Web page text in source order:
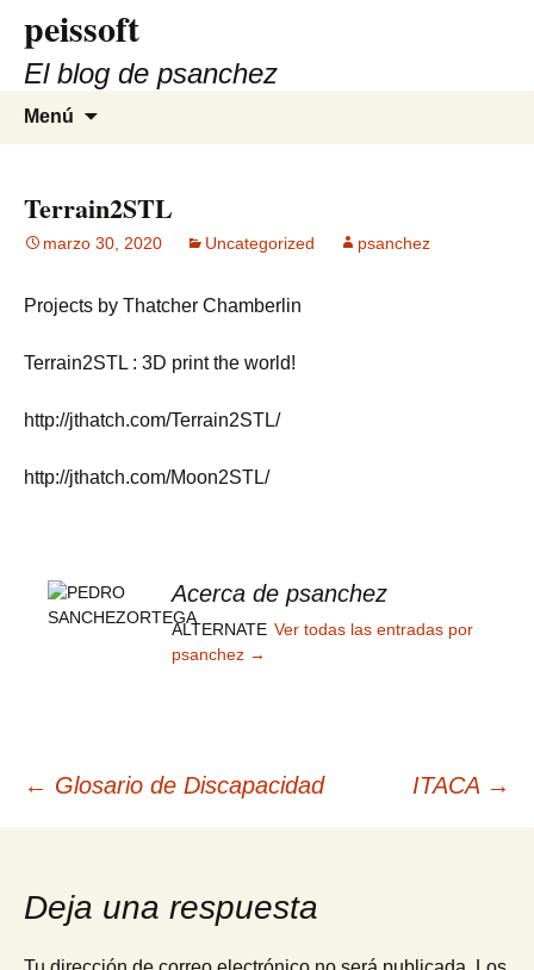
contenido
peissoft
El blog de psanchez
Menú
Terrain2STL
marzo 30, 2020 Uncategorized psanchez
Projects by Thatcher Chamberlin
Terrain2STL : 3D print the world!
http://jthatch.com/Terrain2STL/
http://jthatch.com/Moon2STL/
Acerca de psanchez
ALTERNATE Ver todas las entradas por
psanchez →
Navegación
de
entradas
← Glosario de Discapacidad ITACA →
Deja una respuesta